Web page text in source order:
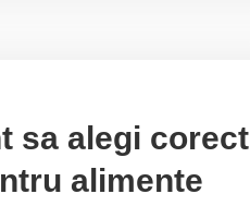
sa alegi corect
alimente